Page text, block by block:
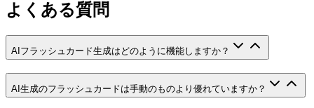
よくある質問
AIフラッシュカード生成はどのように機能しますか？
AI生成のフラッシュカードは手動のものより優れていますか？